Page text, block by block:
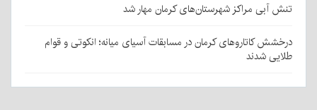
تنش آبی مراکز شهرستان‌های کرمان مهار شد
درخشش کاتاروهای کرمان در مسابقات آسیای میانه؛ انکوتی و قوام
طلایی شدند